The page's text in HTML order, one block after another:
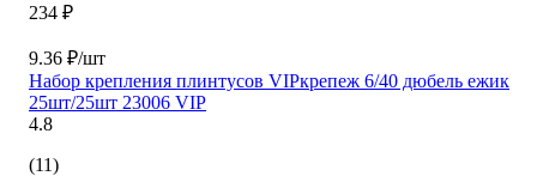
234 ₽
9.36 ₽/шт
Набор крепления плинтусов VIPкрепеж 6/40 дюбель ежик
25шт/25шт 23006 VIP
4.8
(11)